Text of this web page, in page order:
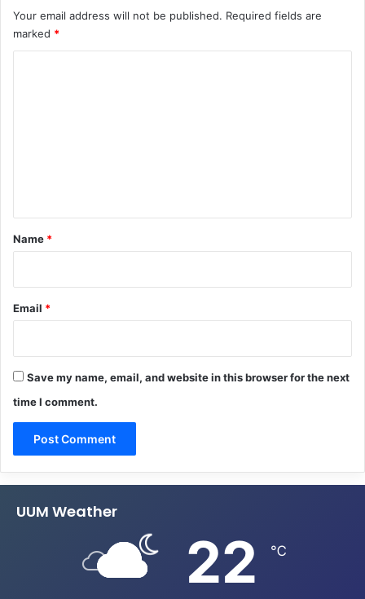
Your email address will not be published. Required fields are
marked *
*
Name *
Email *
Save my name, email, and website in this browser for the next
time I comment.
UUM Weather
22 ℃